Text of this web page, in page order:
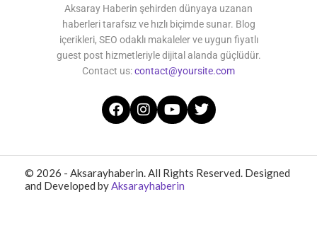
Aksaray Haberin şehirden dünyaya uzanan
haberleri tarafsız ve hızlı biçimde sunar. Blog
içerikleri, SEO odaklı makaleler ve uygun fiyatlı
guest post hizmetleriyle dijital alanda güçlüdür.
Contact us:contact@yoursite.com
© 2026 - Aksarayhaberin. All Rights Reserved. Designed
and Developed byAksarayhaberin